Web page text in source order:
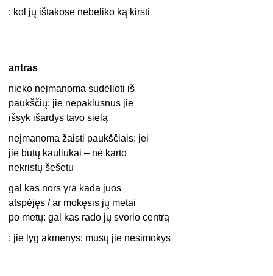
: kol jų ištakose nebeliko ką kirsti
antras
nieko neįmanoma sudėlioti iš
paukščių: jie nepaklusnūs jie
išsyk išardys tavo sielą
neįmanoma žaisti paukščiais: jei
jie būtų kauliukai – nė karto
nekristų šešetu
gal kas nors yra kada juos
atspėjęs / ar mokęsis jų metai
po metų: gal kas rado jų svorio centrą
: jie lyg akmenys: mūsų jie nesimokys